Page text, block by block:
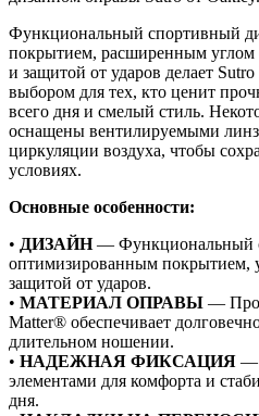
Функциональный спортивный
покрытием, расширенным углом
и защитой от ударов делает
выбором для тех, кто ценит
всего дня и смелый стиль.
оснащены вентилируемыми
циркуляции воздуха, чтобы
условиях.
Основные особенности:
• ДИЗАЙН— Функциональный
оптимизированным покрытием,
защитой от ударов.
• МАТЕРИАЛ ОПРАВЫ —
Matter® обеспечивает
длительном ношении.
• НАДЕЖНАЯ ФИКСАЦИЯ —
элементами для комфорта и
дня.